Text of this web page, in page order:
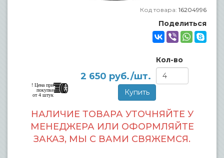
Код товара: 16204996
Поделиться
! Цена при
покупке
от 4 штук
2 650 руб./шт.
Кол-во
НАЛИЧИЕ ТОВАРА УТОЧНЯЙТЕ У
МЕНЕДЖЕРА ИЛИ ОФОРМЛЯЙТЕ
ЗАКАЗ, МЫ С ВАМИ СВЯЖЕМСЯ.